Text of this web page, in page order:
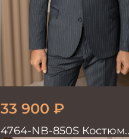
33 900 ₽
4764-NB-850S Костюм